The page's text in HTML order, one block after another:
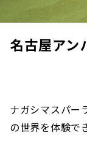
名古屋アン
ナガシマスパー
の世界を体験で